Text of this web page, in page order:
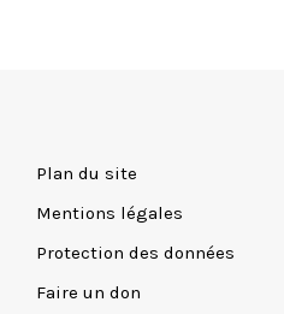
Plan du site
Mentions légales
Protection des données
Faire un don